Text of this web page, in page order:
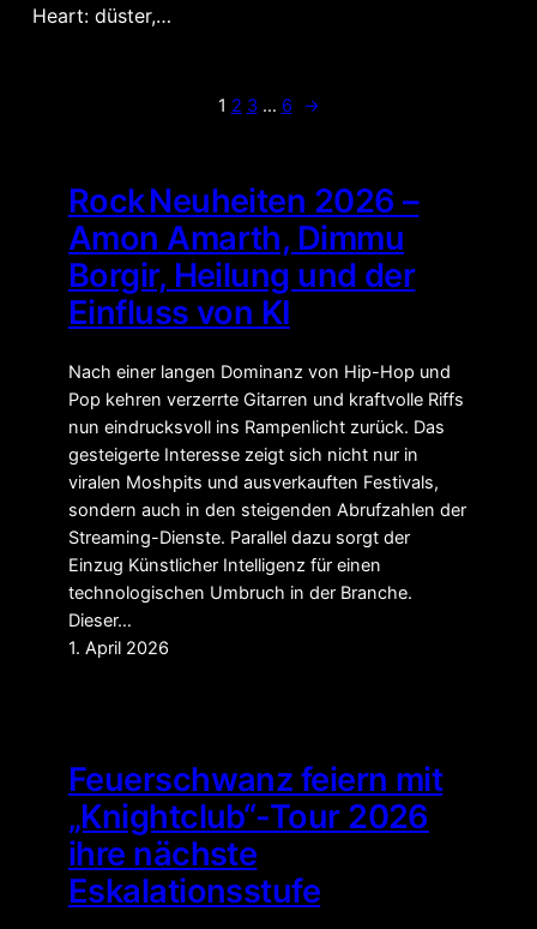
Heart: düster,…
1 2 3 … 6 →
Rock Neuheiten 2026 –
Amon Amarth, Dimmu
Borgir, Heilung und der
Einfluss von KI
Nach einer langen Dominanz von Hip-Hop und
Pop kehren verzerrte Gitarren und kraftvolle Riffs
nun eindrucksvoll ins Rampenlicht zurück. Das
gesteigerte Interesse zeigt sich nicht nur in
viralen Moshpits und ausverkauften Festivals,
sondern auch in den steigenden Abrufzahlen der
Streaming-Dienste. Parallel dazu sorgt der
Einzug Künstlicher Intelligenz für einen
technologischen Umbruch in der Branche.
Dieser…
1. April 2026
Feuerschwanz feiern mit
„Knightclub“-Tour 2026
ihre nächste
Eskalationsstufe